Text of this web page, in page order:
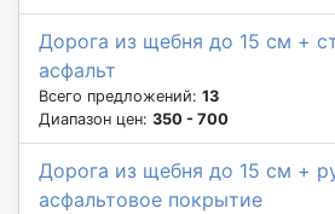
Дорога из щебня до 15 см +
асфальт
Всего предложений: 13
Диапазон цен: 350 - 700
Дорога из щебня до 15 см +
асфальтовое покрытие